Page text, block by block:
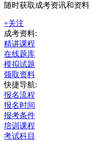
随时获取成考资讯和资料
+关注
成考资料:
精讲课程
在线题库
模拟试题
领取资料
快捷导航:
报名流程
报名时间
报考条件
培训课程
考试科目